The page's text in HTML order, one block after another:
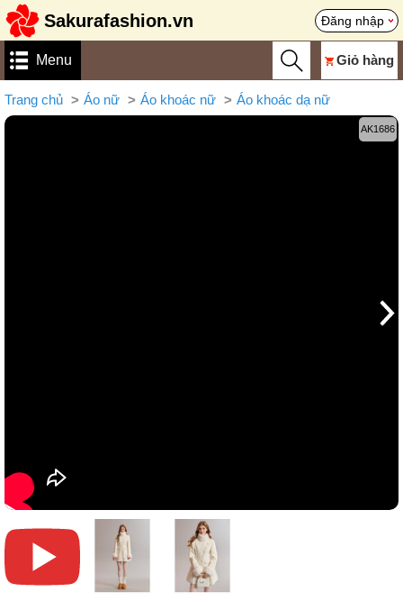
Sakurafashion.vn Đăng nhập
Menu Giỏ hàng
Trang chủ Áo nữ Áo khoác nữ Áo khoác dạ nữ
AK1686